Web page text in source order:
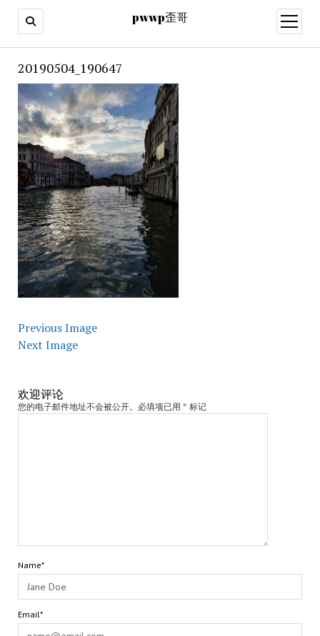
pwwp歪哥
open
menu
20190504_190647
Previous Image
Next Image
欢迎评论
您的电子邮件地址不会被公开。必填项已用 * 标记
Name*
Email*